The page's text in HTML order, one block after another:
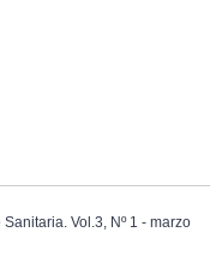
Vol.3, Nº 1 - marzo